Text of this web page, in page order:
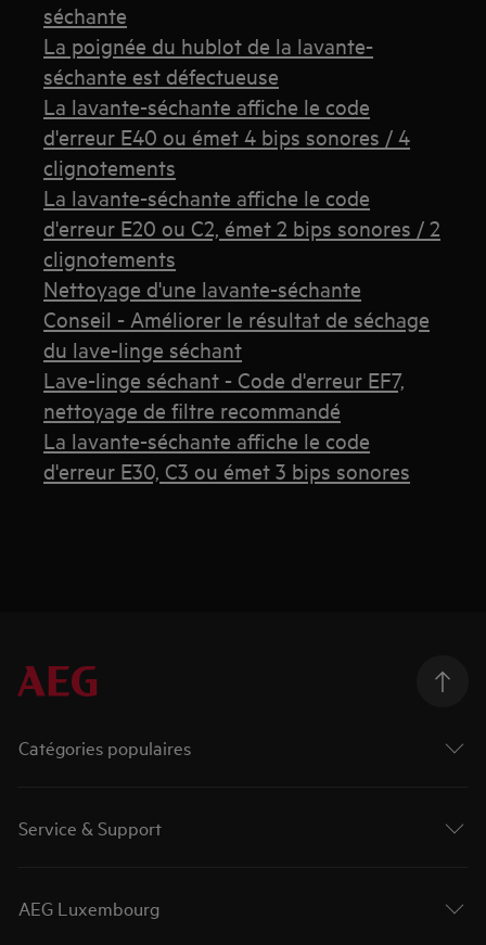
séchante
La poignée du hublot de la lavante-
séchante est défectueuse
La lavante-séchante affiche le code
d'erreur E40 ou émet 4 bips sonores / 4
clignotements
La lavante-séchante affiche le code
d'erreur E20 ou C2, émet 2 bips sonores / 2
clignotements
Nettoyage d'une lavante-séchante
Conseil - Améliorer le résultat de séchage
du lave-linge séchant
Lave-linge séchant - Code d'erreur EF7,
nettoyage de filtre recommandé
La lavante-séchante affiche le code
d'erreur E30, C3 ou émet 3 bips sonores
Catégories populaires
Service & Support
AEG Luxembourg